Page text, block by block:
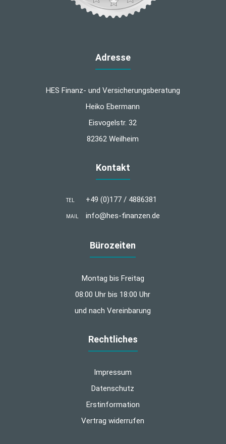
Adresse
HES Finanz- und Versicherungsberatung
Heiko Ebermann
Eisvogelstr. 32
82362 Weilheim
Kontakt
TEL +49 (0)177 / 4886381
MAIL info@hes-finanzen.de
Bürozeiten
Montag bis Freitag
08:00 Uhr bis 18:00 Uhr
und nach Vereinbarung
Rechtliches
Impressum
Datenschutz
Erstinformation
Vertrag widerrufen